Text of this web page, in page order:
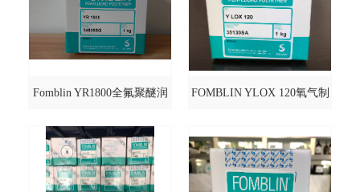
Fomblin YR1800全氟聚醚润
滑油
FOMBLIN YLOX 120氧气制